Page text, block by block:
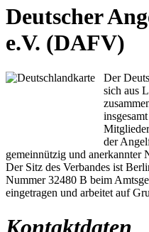
Deutscher
e.V. (DAFV)
Der
sich aus
der
gemeinnützig und anerkannter
Der Sitz des Verbandes ist
Nummer 32480 B beim
eingetragen und arbeitet auf